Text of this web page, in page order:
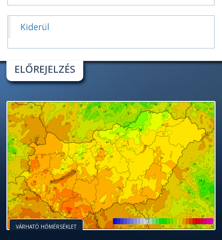
Kiderül
ELŐREJELZÉS
VÁRHATÓ HŐMÉRSÉKLET